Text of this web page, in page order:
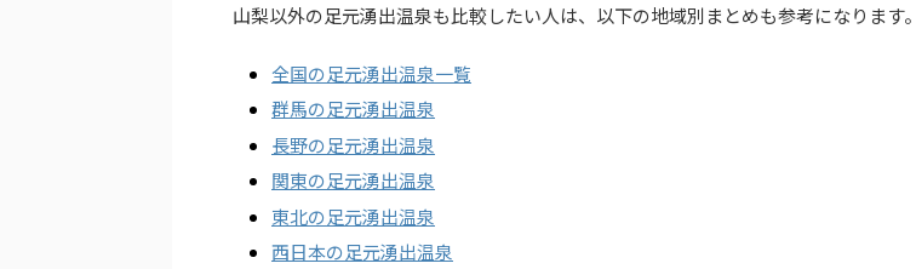
山梨以外の足元湧出温泉も比較したい人は、以下の地域別まとめも参考になります。
全国の足元湧出温泉一覧
群馬の足元湧出温泉
長野の足元湧出温泉
関東の足元湧出温泉
東北の足元湧出温泉
西日本の足元湧出温泉